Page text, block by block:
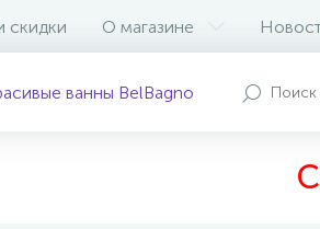
скидки О магазине
ванны BelBagno
Характеристики